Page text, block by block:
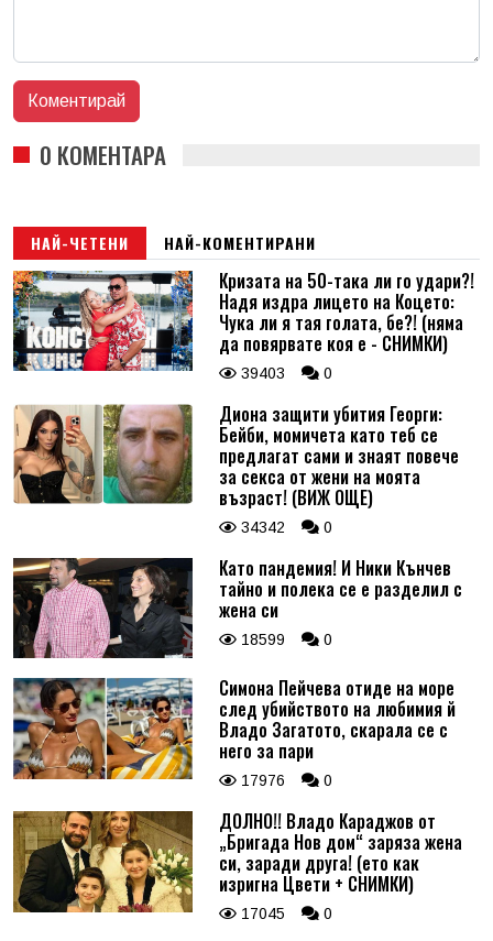
0 КОМЕНТАРА
НАЙ-ЧЕТЕНИ НАЙ-КОМЕНТИРАНИ
Кризата на 50-така ли го удари?!
Надя издра лицето на Коцето:
Чука ли я тая голата, бе?! (няма
да повярвате коя е - СНИМКИ)
39403 0
Диона защити убития Георги:
Бейби, момичета като теб се
предлагат сами и знаят повече
за секса от жени на моята
възраст! (ВИЖ ОЩЕ)
34342 0
Като пандемия! И Ники Кънчев
тайно и полека се е разделил с
жена си
18599 0
Симона Пейчева отиде на море
след убийството на любимия й
Владо Загатото, скарала се с
него за пари
17976 0
ДОЛНО!! Владо Караджов от
„Бригада Нов дом“ заряза жена
си, заради друга! (ето как
изригна Цвети + СНИМКИ)
17045 0